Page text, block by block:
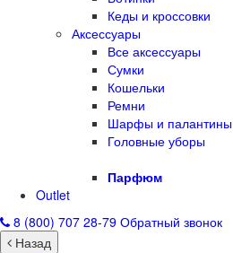
Кеды и кроссовки
Аксессуары
Все аксессуары
Сумки
Кошельки
Ремни
Шарфы и палантины
Головные уборы
Парфюм
Outlet
8 (800) 707 28-79 Обратный звонок
Назад